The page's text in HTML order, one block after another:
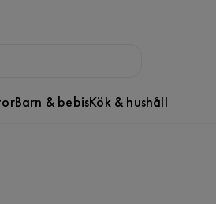
Barn & bebisKök & hushåll